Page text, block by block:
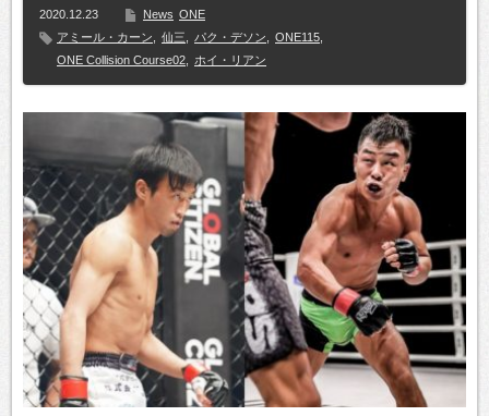
2020.12.23 News ONE
アミール・カーン
仙三 パク・デソン ONE115
ONE Collision Course02
ホイ・リアン